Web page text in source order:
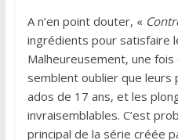
A n’en point douter, «
ingrédients pour satisfaire
Malheureusement, une
semblent oublier que leurs
ados de 17 ans, et les
invraisemblables. C’est
principal de la série créée